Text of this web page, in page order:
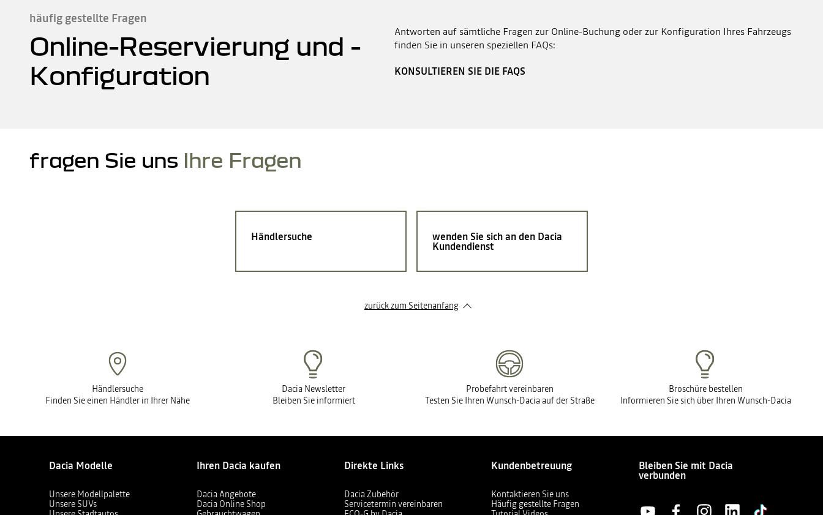
häufig gestellte Fragen
Online-Reservierung und -
Konfiguration
Antworten auf sämtliche Fragen zur Online-Buchung oder zur Konfiguration Ihres Fahrzeugs
finden Sie in unseren speziellen FAQs:
KONSULTIEREN SIE DIE FAQS
fragen Sie uns Ihre Fragen
Händlersuche wenden Sie sich an den Dacia
Kundendienst
zurück zum Seitenanfang
Händlersuche
Finden Sie einen Händler in Ihrer Nähe
Dacia Newsletter
Bleiben Sie informiert
Probefahrt vereinbaren
Testen Sie Ihren Wunsch-Dacia auf der Straße
Broschüre bestellen
Informieren Sie sich über Ihren Wunsch-Dacia
Dacia Modelle
Unsere Modellpalette
Unsere SUVs
Ihren Dacia kaufen
Dacia Angebote
Dacia Online Shop
Direkte Links
Dacia Zubehör
Servicetermin vereinbaren
Kundenbetreuung
Kontaktieren Sie uns
Häufig gestellte Fragen
Bleiben Sie mit Dacia
verbunden